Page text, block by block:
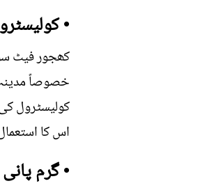
•
کھجور فیٹ
خصوصاً مدینہ
اس کا
• گرم